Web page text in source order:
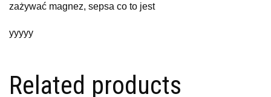
zażywać magnez, sepsa co to jest
yyyyy
Related products